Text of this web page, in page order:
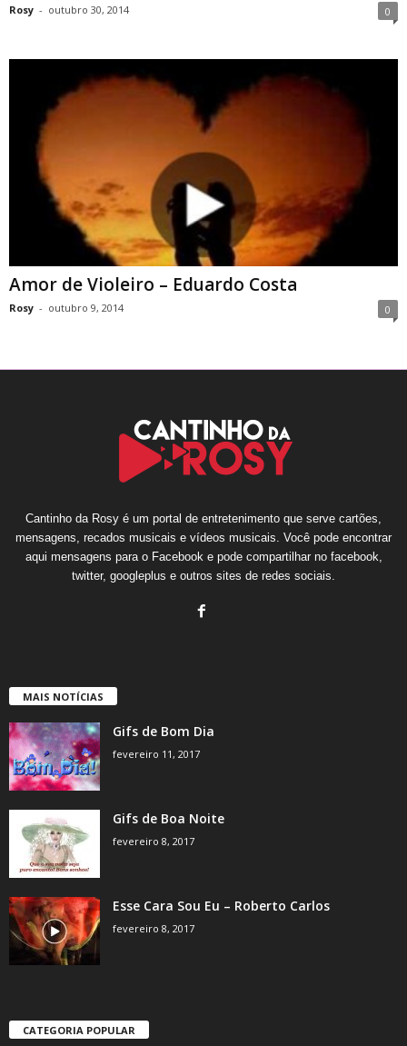
Rosy - outubro 30, 2014 0
Amor de Violeiro – Eduardo Costa
Rosy - outubro 9, 2014 0
Cantinho da Rosy é um portal de entretenimento que serve cartões,
mensagens, recados musicais e vídeos musicais. Você pode encontrar
aqui mensagens para o Facebook e pode compartilhar no facebook,
twitter, googleplus e outros sites de redes sociais.
MAIS NOTÍCIAS
Gifs de Bom Dia
fevereiro 11, 2017
Gifs de Boa Noite
fevereiro 8, 2017
Esse Cara Sou Eu – Roberto Carlos
fevereiro 8, 2017
CATEGORIA POPULAR